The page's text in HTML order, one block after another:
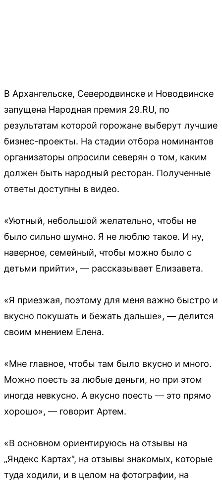
В Архангельске, Северодвинске и Новодвинске
запущена Народная премия 29.RU, по
результатам которой горожане выберут лучшие
бизнес-проекты. На стадии отбора номинантов
организаторы опросили северян о том, каким
должен быть народный ресторан. Полученные
ответы доступны в видео.
«Уютный, небольшой желательно, чтобы не
было сильно шумно. Я не люблю такое. И ну,
наверное, семейный, чтобы можно было с
детьми прийти», — рассказывает Елизавета.
«Я приезжая, поэтому для меня важно быстро и
вкусно покушать и бежать дальше», — делится
своим мнением Елена.
«Мне главное, чтобы там было вкусно и много.
Можно поесть за любые деньги, но при этом
иногда невкусно. А вкусно поесть — это прямо
хорошо», — говорит Артем.
«В основном ориентируюсь на отзывы на
„Яндекс Картах“, на отзывы знакомых, которые
туда ходили, и в целом на фотографии, на